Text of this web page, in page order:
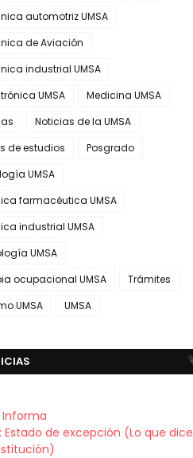
automotriz UMSA
de Aviación
industrial UMSA
UMSA
Medicina UMSA
Noticias de la UMSA
de estudios
Posgrado
UMSA
farmacéutica UMSA
industrial UMSA
UMSA
ocupacional UMSA
Trámites
UMSA
UMSA
Informa
Estado de excepción (Lo que dice